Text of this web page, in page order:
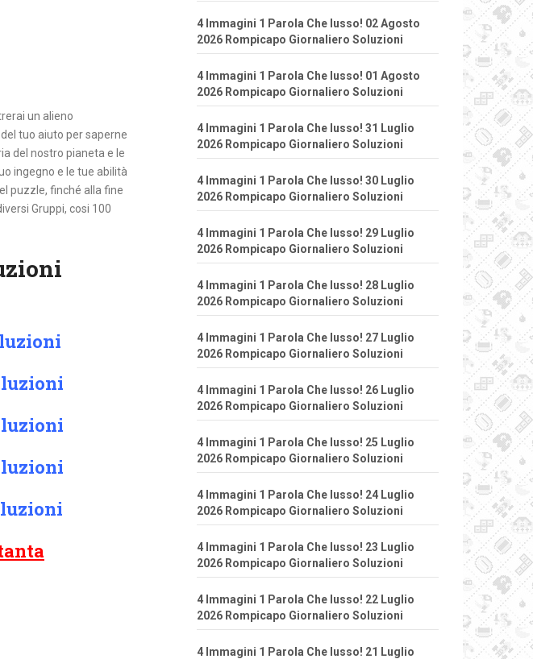
un alieno
tuo aiuto per saperne
del nostro pianeta e le
ingegno e le tue abilità
puzzle, finché alla fine
Gruppi, cosi 100
4 Immagini 1 Parola Che lusso! 02 Agosto
2026 Rompicapo Giornaliero Soluzioni
4 Immagini 1 Parola Che lusso! 01 Agosto
2026 Rompicapo Giornaliero Soluzioni
4 Immagini 1 Parola Che lusso! 31 Luglio
2026 Rompicapo Giornaliero Soluzioni
4 Immagini 1 Parola Che lusso! 30 Luglio
2026 Rompicapo Giornaliero Soluzioni
4 Immagini 1 Parola Che lusso! 29 Luglio
2026 Rompicapo Giornaliero Soluzioni
4 Immagini 1 Parola Che lusso! 28 Luglio
2026 Rompicapo Giornaliero Soluzioni
4 Immagini 1 Parola Che lusso! 27 Luglio
2026 Rompicapo Giornaliero Soluzioni
4 Immagini 1 Parola Che lusso! 26 Luglio
2026 Rompicapo Giornaliero Soluzioni
4 Immagini 1 Parola Che lusso! 25 Luglio
2026 Rompicapo Giornaliero Soluzioni
4 Immagini 1 Parola Che lusso! 24 Luglio
2026 Rompicapo Giornaliero Soluzioni
4 Immagini 1 Parola Che lusso! 23 Luglio
2026 Rompicapo Giornaliero Soluzioni
4 Immagini 1 Parola Che lusso! 22 Luglio
2026 Rompicapo Giornaliero Soluzioni
4 Immagini 1 Parola Che lusso! 21 Luglio